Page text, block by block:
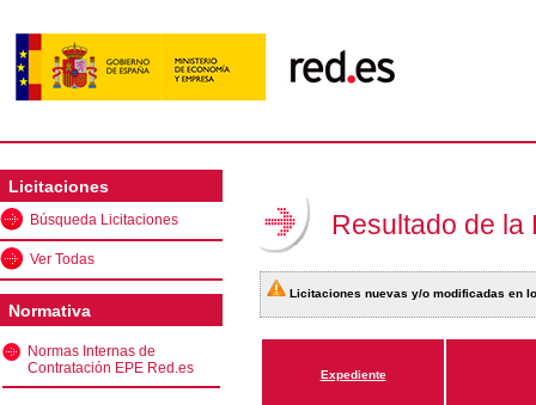
Licitaciones
Búsqueda Licitaciones
Ver Todas
Normativa
Normas Internas de
Contratación EPE Red.es
Resultado de la
Licitaciones nuevas y/o modificadas en
Expediente